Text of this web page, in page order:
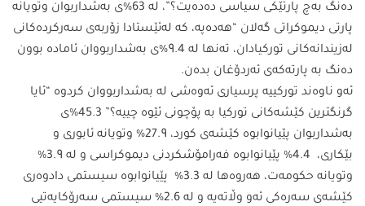
ده‌نگ به‌چ پارتێكی سیاسی ده‌ده‌یت؟”، له‌ 63%ی به‌شداربوان وتویانه‌
پارتی دیموكراتى گه‌لان “هه‌ده‌په‌، كه‌ له‌ئێستادا زۆربه‌ی سه‌ركرده‌كانی
له‌زیندانه‌كانی توركیادان، ته‌نها له‌ 9.4%ی به‌شداربووان ئاماده‌ بوون
ده‌نگ به‌ پارته‌كه‌ی ئه‌ردۆغان بده‌ن.
ئه‌و ناوه‌ند توركییه‌ پرسیاری ئه‌وه‌شى له‌ به‌شداربووان كردوه‌ “ئایا
گرنگترین كێشه‌كانی توركیا به‌ پۆچونی ئێوه‌ چییه‌؟” 45.3%ی
به‌شداربوان پێیانوابوه‌ كێشه‌ی كورد، 27.9% وتویانه‌ ئابوری و
بێكاری، 4.4% پێیانوابوه‌ فه‌رامۆشكردنی دیموكراسی و له‌ 3.9%
وتویانه‌ حكومه‌ت، هه‌روه‌ها له‌ 3.3% پێیانوابوه‌ سیستمی دادوه‌ری
كێشه‌ی سه‌ره‌كی ئه‌و وڵاته‌یه‌ و له‌ 2.6% سیستمی سه‌رۆكایه‌تیی